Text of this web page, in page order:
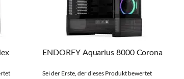
ENDORFY Aquarius 8000 Corona
Sei der Erste, der dieses Produkt bewertet